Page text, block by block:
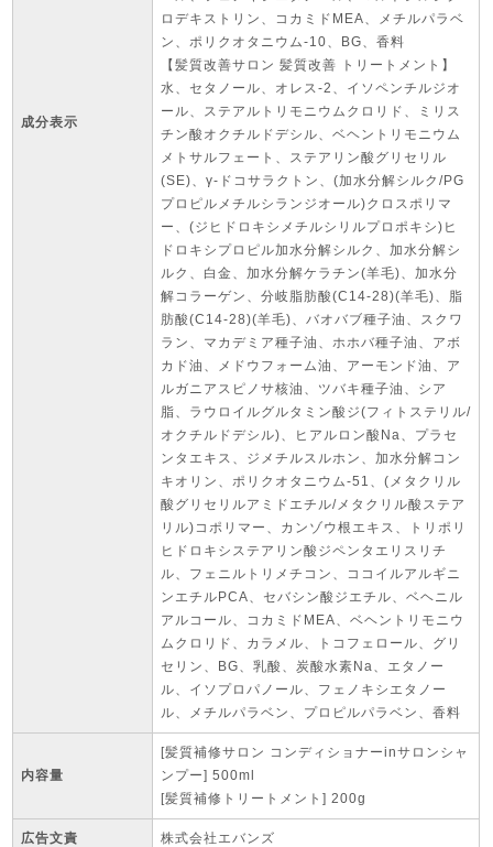
成分表示
ロデキストリン、コカミドMEA、メチルパラベ
ン、ポリクオタニウム-10、BG、香料
【髪質改善サロン 髪質改善 トリートメント】
水、セタノール、オレス-2、イソペンチルジオ
ール、ステアルトリモニウムクロリド、ミリス
チン酸オクチルドデシル、ベヘントリモニウム
メトサルフェート、ステアリン酸グリセリル
(SE)、γ-ドコサラクトン、(加水分解シルク/PG
プロピルメチルシランジオール)クロスポリマ
ー、(ジヒドロキシメチルシリルプロポキシ)ヒ
ドロキシプロピル加水分解シルク、加水分解シ
ルク、白金、加水分解ケラチン(羊毛)、加水分
解コラーゲン、分岐脂肪酸(C14-28)(羊毛)、脂
肪酸(C14-28)(羊毛)、バオバブ種子油、スクワ
ラン、マカデミア種子油、ホホバ種子油、アボ
カド油、メドウフォーム油、アーモンド油、ア
ルガニアスピノサ核油、ツバキ種子油、シア
脂、ラウロイルグルタミン酸ジ(フィトステリル/
オクチルドデシル)、ヒアルロン酸Na、プラセ
ンタエキス、ジメチルスルホン、加水分解コン
キオリン、ポリクオタニウム-51、(メタクリル
酸グリセリルアミドエチル/メタクリル酸ステア
リル)コポリマー、カンゾウ根エキス、トリポリ
ヒドロキシステアリン酸ジペンタエリスリチ
ル、フェニルトリメチコン、ココイルアルギニ
ンエチルPCA、セバシン酸ジエチル、ベヘニル
アルコール、コカミドMEA、ベヘントリモニウ
ムクロリド、カラメル、トコフェロール、グリ
セリン、BG、乳酸、炭酸水素Na、エタノー
ル、イソプロパノール、フェノキシエタノー
ル、メチルパラベン、プロピルパラベン、香料
内容量
[髪質補修サロン コンディショナーinサロンシャ
ンプー] 500ml
[髪質補修トリートメント] 200g
広告文責 株式会社エバンズ